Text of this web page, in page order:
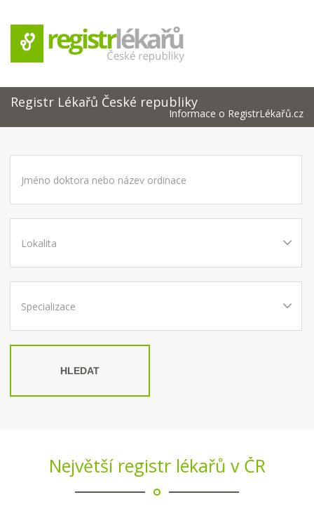
Registr Lékařů České republiky
Informace o RegistrLékařů.cz
HLEDAT
Největší registr lékařů v ČR